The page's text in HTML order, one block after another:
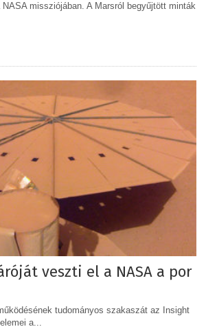
missziójában. A Marsról begyűjtött minták
veszti el a NASA a por
tudományos szakaszát az Insight
a...